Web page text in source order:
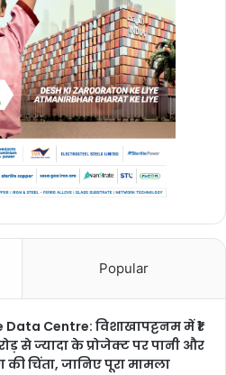
Popular
Centre: विशाखापट्टनम में ₹1
से ज्यादा के प्रोजेक्ट पर पानी और
की चिंता, जानिए पूरा मामला